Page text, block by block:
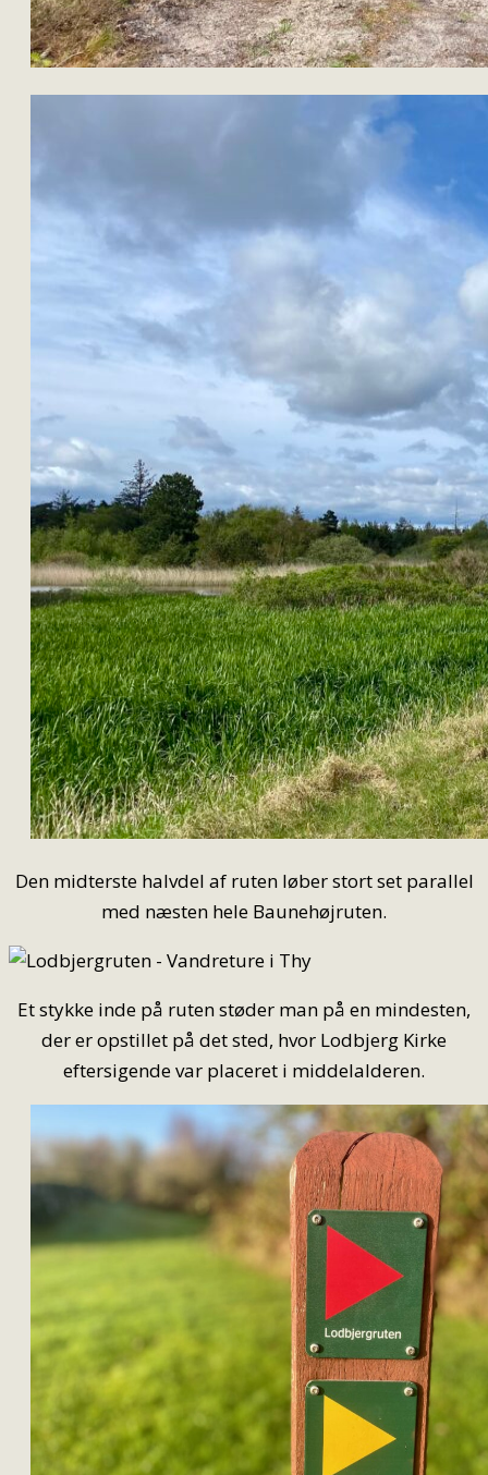
Den midterste halvdel af ruten løber stort set parallel
med næsten hele Baunehøjruten.
Et stykke inde på ruten støder man på en mindesten,
der er opstillet på det sted, hvor Lodbjerg Kirke
eftersigende var placeret i middelalderen.